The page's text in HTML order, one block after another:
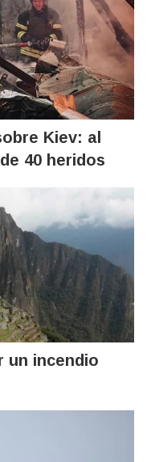
Kiev: al
40 heridos
un incendio